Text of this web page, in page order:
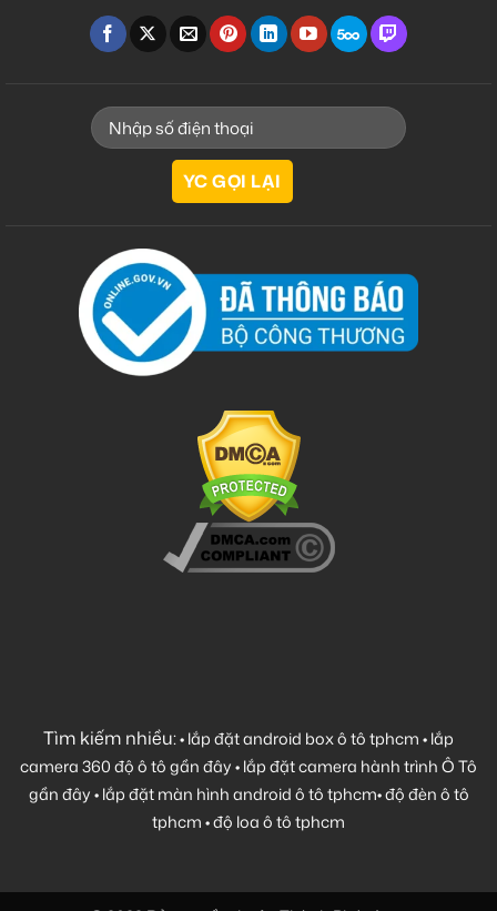
Tìm kiếm nhiều:•lắp đặt android box ô tô tphcm•lắp
camera 360 độ ô tô gần đây•lắp đặt camera hành trình Ô Tô
gần đây•lắp đặt màn hình android ô tô tphcm•độ đèn ô tô
tphcm•độ loa ô tô tphcm